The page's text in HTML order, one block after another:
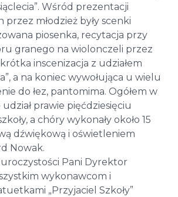
Wśród prezentacji
młodzież były scenki
piosenka, recytacja przy
granego na wiolonczeli przez
inscenizacja z udziałem
a na koniec wywołująca u wielu
do łez, pantomima. Ogółem w
prawie pięćdziesięciu
a chóry wykonały około 15
dźwiękową i oświetleniem
Nowak.
Pani Dyrektor
wykonawcom i
„Przyjaciel Szkoły”